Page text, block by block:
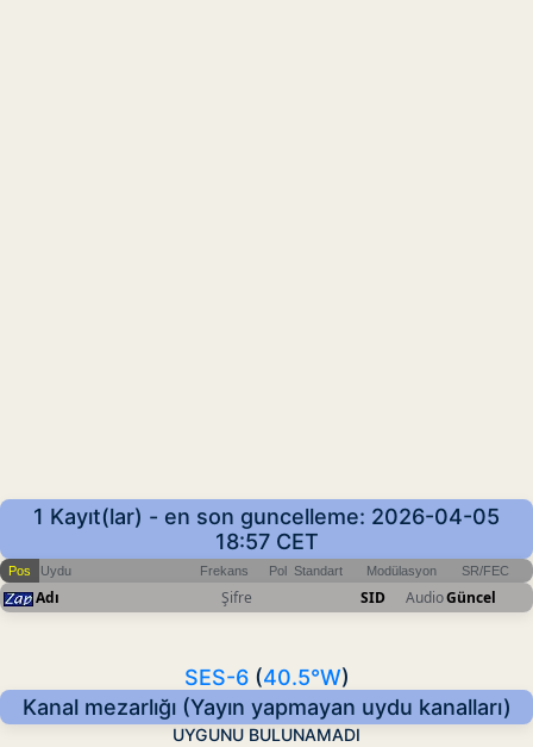
1 Kayıt(lar) - en son guncelleme: 2026-04-05
18:57 CET
Pos Uydu Frekans Pol Standart Modülasyon SR/FEC
Adı Şifre SID AudioGüncel
SES-6(40.5°W)
Kanal mezarlığı (Yayın yapmayan uydu kanalları)
UYGUNU BULUNAMADI